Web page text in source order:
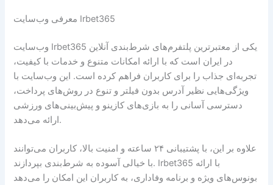
معرفی وب‌سایت Irbet365
وب‌سایت Irbet365 یکی از معتبرترین پلتفرم‌های شرط‌بندی آنلاین
در ایران است که با ارائه امکانات متنوع و خدمات با کیفیت،
تجربه‌ای جذاب را برای کاربران فراهم کرده است. این وب‌سایت با
ویژگی‌هایی نظیر آدرس بدون فیلتر و تنوع در روش‌های پرداخت،
دسترسی آسانی را به بازی‌های کازینو و پیش‌بینی‌های ورزشی
ارائه می‌دهد.
علاوه بر این، با پشتیبانی ۲۴ ساعته و امنیت بالا، کاربران می‌توانند
با خیالی آسوده به شرط‌بندی بپردازند. Irbet365 با ارائه
بونوس‌های ویژه و برنامه وفاداری، به کاربران این امکان را می‌دهد